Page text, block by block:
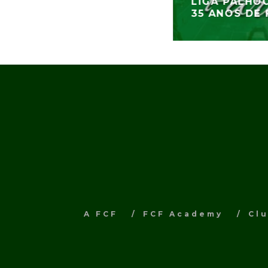
35 ANOS DE
A FCF FCF Academy